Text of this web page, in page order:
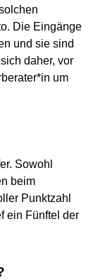
Die Eingänge
und sie sind
daher, vor
um
Sowohl
beim
Punktzahl
ein Fünftel der